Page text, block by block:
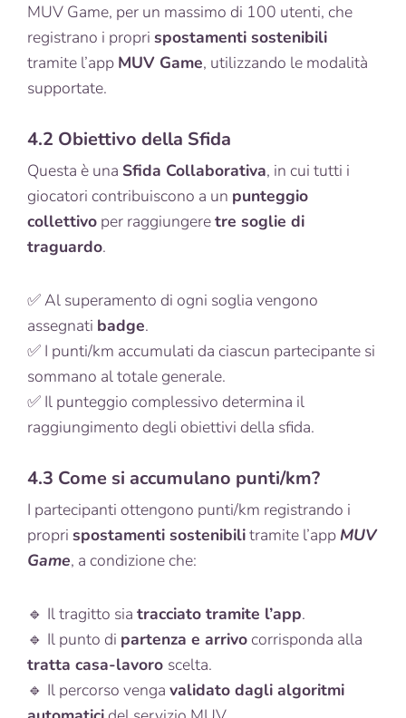
MUV Game, per un massimo di 100 utenti, che
registrano i propri spostamenti sostenibili
tramite l’app MUV Game, utilizzando le modalità
supportate.
4.2 Obiettivo della Sfida
Questa è una Sfida Collaborativa, in cui tutti i
giocatori contribuiscono a un punteggio
collettivo per raggiungeretre soglie di
traguardo.
✅ Al superamento di ogni soglia vengono
assegnati badge.
✅ I punti/km accumulati da ciascun partecipante si
sommano al totale generale.
✅ Il punteggio complessivo determina il
raggiungimento degli obiettivi della sfida.
4.3 Come si accumulano punti/km?
I partecipanti ottengono punti/km registrando i
propri spostamenti sostenibilitramite l’app MUV
Game, a condizione che:
🔹 Il tragitto sia tracciato tramite l’app.
🔹 Il punto di partenza e arrivo corrisponda alla
tratta casa-lavoro scelta.
🔹 Il percorso venga validato dagli algoritmi